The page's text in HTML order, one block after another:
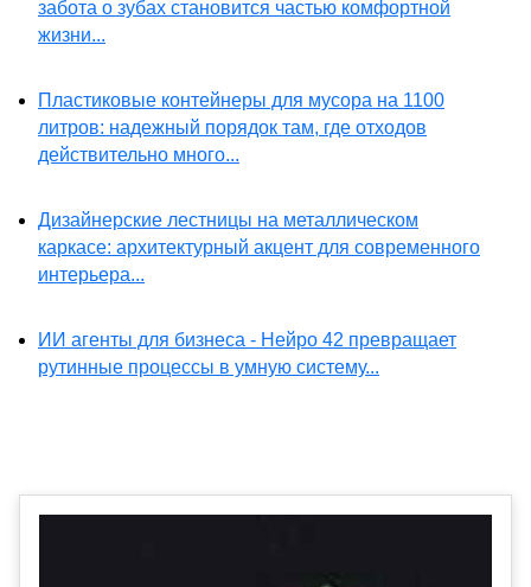
забота о зубах становится частью комфортной
жизни...
Пластиковые контейнеры для мусора на 1100
литров: надежный порядок там, где отходов
действительно много...
Дизайнерские лестницы на металлическом
каркасе: архитектурный акцент для современного
интерьера...
ИИ агенты для бизнеса - Нейро 42 превращает
рутинные процессы в умную систему...